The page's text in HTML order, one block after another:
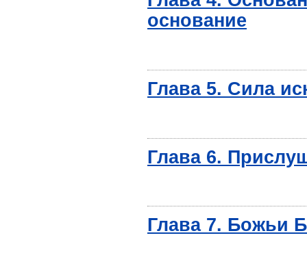
основание
Глава 5. Сила
Глава 6.
Глава 7. Божьи